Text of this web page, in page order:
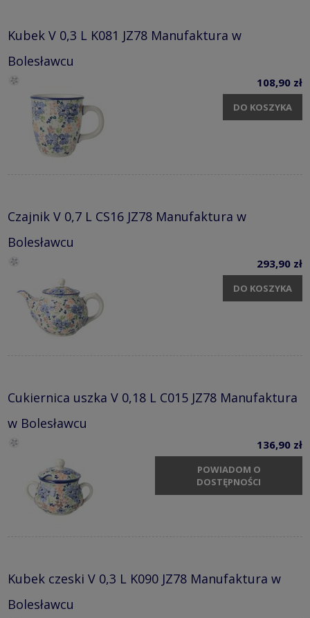
Kubek V 0,3 L K081 JZ78 Manufaktura w
Bolesławcu
108,90 zł
DO KOSZYKA
Czajnik V 0,7 L CS16 JZ78 Manufaktura w
Bolesławcu
293,90 zł
DO KOSZYKA
Cukiernica uszka V 0,18 L C015 JZ78 Manufaktura
w Bolesławcu
136,90 zł
POWIADOM O
DOSTĘPNOŚCI
Kubek czeski V 0,3 L K090 JZ78 Manufaktura w
Bolesławcu